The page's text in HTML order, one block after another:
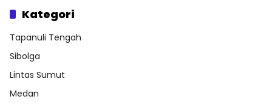
Kategori
Tapanuli Tengah
Sibolga
Lintas Sumut
Medan